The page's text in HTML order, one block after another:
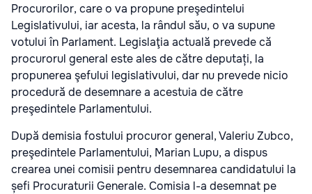
Procurorilor, care o va propune preşedintelui
Legislativului, iar acesta, la rândul său, o va supune
votului în Parlament. Legislaţia actuală prevede că
procurorul general este ales de către deputați, la
propunerea şefului legislativului, dar nu prevede nicio
procedură de desemnare a acestuia de către
preşedintele Parlamentului.
După demisia fostului procuror general, Valeriu Zubco,
preşedintele Parlamentului, Marian Lupu, a dispus
crearea unei comisii pentru desemnarea candidatului la
șefi Procuraturii Generale. Comisia l-a desemnat pe